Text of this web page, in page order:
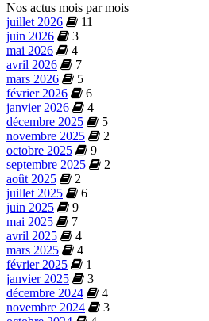
Nos actus mois par mois
juillet 2026
11
juin 2026
3
mai 2026
4
avril 2026
7
mars 2026
5
février 2026
6
janvier 2026
4
décembre 2025
5
novembre 2025
2
octobre 2025
9
septembre 2025
2
août 2025
2
juillet 2025
6
juin 2025
9
mai 2025
7
avril 2025
4
mars 2025
4
février 2025
1
janvier 2025
3
décembre 2024
4
novembre 2024
3